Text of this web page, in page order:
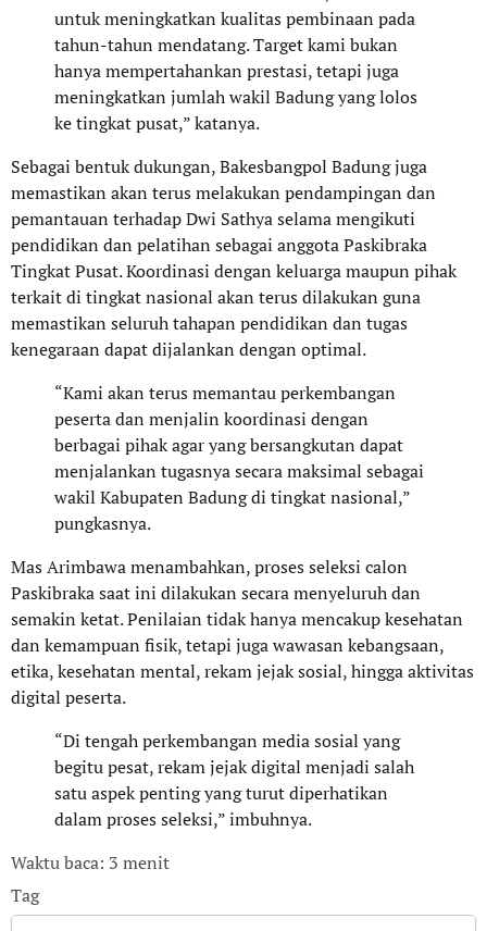
untuk meningkatkan kualitas pembinaan pada
tahun-tahun mendatang. Target kami bukan
hanya mempertahankan prestasi, tetapi juga
meningkatkan jumlah wakil Badung yang lolos
ke tingkat pusat,” katanya.
Sebagai bentuk dukungan, Bakesbangpol Badung juga
memastikan akan terus melakukan pendampingan dan
pemantauan terhadap Dwi Sathya selama mengikuti
pendidikan dan pelatihan sebagai anggota Paskibraka
Tingkat Pusat. Koordinasi dengan keluarga maupun pihak
terkait di tingkat nasional akan terus dilakukan guna
memastikan seluruh tahapan pendidikan dan tugas
kenegaraan dapat dijalankan dengan optimal.
“Kami akan terus memantau perkembangan
peserta dan menjalin koordinasi dengan
berbagai pihak agar yang bersangkutan dapat
menjalankan tugasnya secara maksimal sebagai
wakil Kabupaten Badung di tingkat nasional,”
pungkasnya.
Mas Arimbawa menambahkan, proses seleksi calon
Paskibraka saat ini dilakukan secara menyeluruh dan
semakin ketat. Penilaian tidak hanya mencakup kesehatan
dan kemampuan fisik, tetapi juga wawasan kebangsaan,
etika, kesehatan mental, rekam jejak sosial, hingga aktivitas
digital peserta.
“Di tengah perkembangan media sosial yang
begitu pesat, rekam jejak digital menjadi salah
satu aspek penting yang turut diperhatikan
dalam proses seleksi,” imbuhnya.
Waktu baca: 3 menit
Tag